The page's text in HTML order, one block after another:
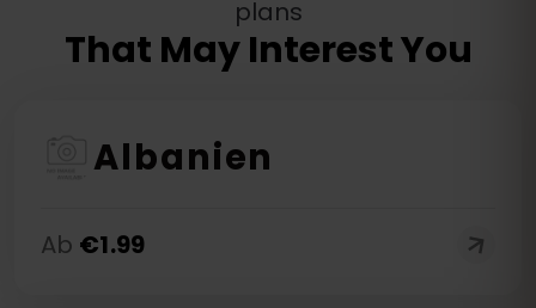
plans
That May Interest You
Albanien
Ab €1.99